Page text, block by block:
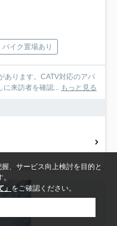
バイク置場あり
あります。CATV対応のアパ
来訪者を確認...
もっと見る
、サービス向上検討を目的と
をご確認ください。